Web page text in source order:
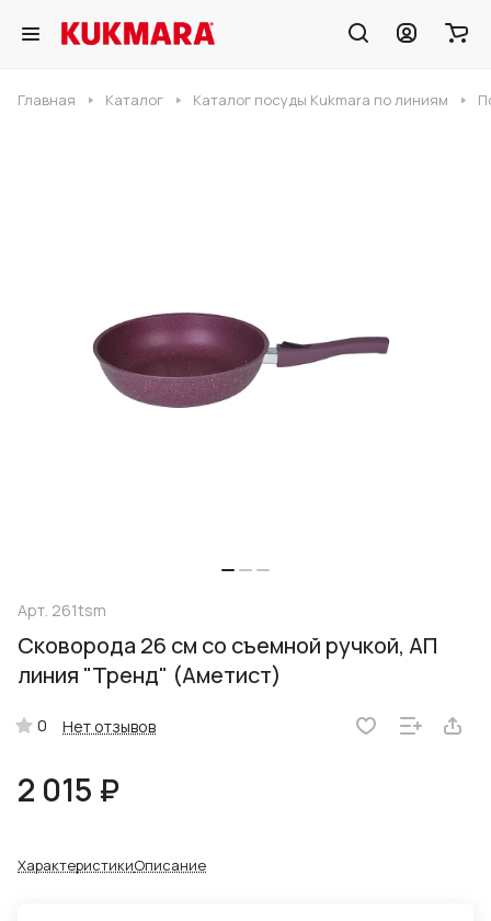
Главная Каталог Каталог посуды Kukmara по линиям
Арт. 261tsm
Сковорода 26 см со съемной ручкой, АП
линия "Тренд" (Аметист)
0 Нет отзывов
2 015 ₽
ХарактеристикиОписание